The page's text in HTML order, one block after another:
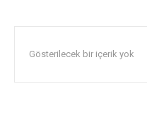
Gösterilecek bir içerik yok